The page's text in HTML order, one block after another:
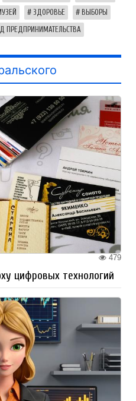
ЗДОРОВЬЕ ВЫБОРЫ
ПРЕДПРИНИМАТЕЛЬСТВА
479
цифровых технологий